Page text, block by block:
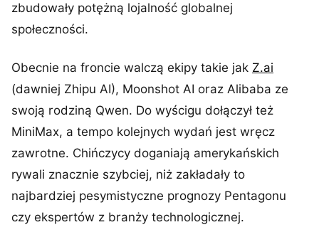
zbudowały potężną lojalność globalnej
społeczności.
Obecnie na froncie walczą ekipy takie jak Z.ai
(dawniej Zhipu AI), Moonshot AI oraz Alibaba ze
swoją rodziną Qwen. Do wyścigu dołączył też
MiniMax, a tempo kolejnych wydań jest wręcz
zawrotne. Chińczycy doganiają amerykańskich
rywali znacznie szybciej, niż zakładały to
najbardziej pesymistyczne prognozy Pentagonu
czy ekspertów z branży technologicznej.